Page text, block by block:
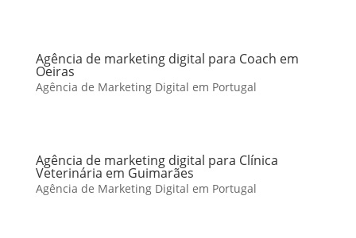
Agência de marketing digital para Coach em
Oeiras
Agência de Marketing Digital em Portugal
Agência de marketing digital para Clínica
Veterinária em Guimarães
Agência de Marketing Digital em Portugal